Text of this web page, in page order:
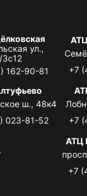
ул.,
3с12
162-90-81
+7
ш., 48к4
023-81-52
+7
АТЦ
+7